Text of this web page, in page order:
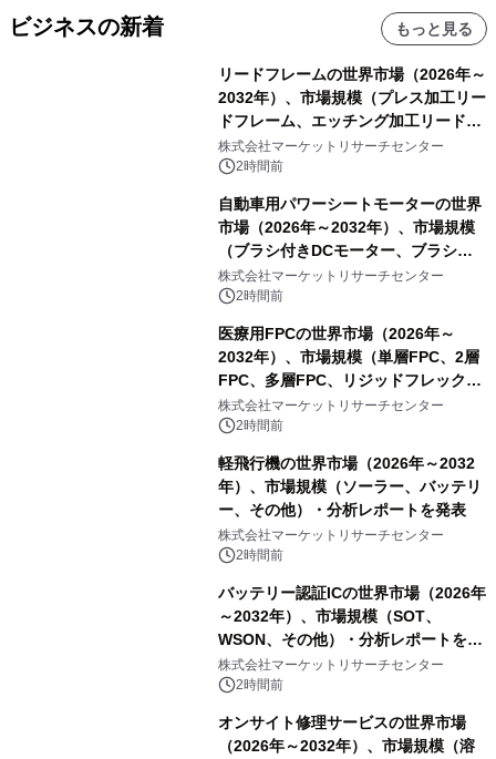
ビジネスの新着 もっと見る
リードフレームの世界市場（2026年～
2032年）、市場規模（プレス加工リー
ドフレーム、エッチング加工リードフ
レーム）・分析レポートを発表
株式会社マーケットリサーチセンター
2時間前
自動車用パワーシートモーターの世界
市場（2026年～2032年）、市場規模
（ブラシ付きDCモーター、ブラシレ
スDCモーター）・分析レポートを発
表
株式会社マーケットリサーチセンター
2時間前
医療用FPCの世界市場（2026年～
2032年）、市場規模（単層FPC、2層
FPC、多層FPC、リジッドフレックス
PCB）・分析レポートを発表
株式会社マーケットリサーチセンター
2時間前
軽飛行機の世界市場（2026年～2032
年）、市場規模（ソーラー、バッテリ
ー、その他）・分析レポートを発表
株式会社マーケットリサーチセンター
2時間前
バッテリー認証ICの世界市場（2026年
～2032年）、市場規模（SOT、
WSON、その他）・分析レポートを発
表
株式会社マーケットリサーチセンター
2時間前
オンサイト修理サービスの世界市場
（2026年～2032年）、市場規模（溶